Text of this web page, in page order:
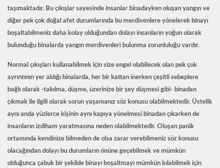
taşımaktadır. Bu çıkışlar sayesinde insanlar binadayken oluşan yangın ve
diğer pek çok doğal afet durumlarında bu merdivenlere yönelerek binayı
boşaltabilmeniz daha kolay olduğundan dolayı insanların yoğun olarak
bulunduğu binalarda yangın merdivenleri bulunma zorunluluğu vardır.
Normal çıkışları kullanabilmek için size engel olabilecek olan pek çok
ayrıntının yer aldığı binalarda, her bir kattan inerken çeşitli sebeplere
bağlı olarak -takılma, düşme, üzerinize bir şey düşmesi gibi- binadan
çıkmak ile ilgili olarak sorun yaşamanız söz konusu olabilmektedir. Üstelik
aynı anda yüzlerce kişinin aynı kapıya yönelmesi binadan çıkarken de
insanların izdiham yaratmasına neden olabilmektedir. Oluşan panik
ortamında kendinize bilmeden de olsa zarar verebilmeniz söz konusu
olacağından dolayı bu durumların önüne geçebilmek ve mümkün
olduğunca çabuk bir şekilde binayı boşaltmayı mümkün kılabilmek için